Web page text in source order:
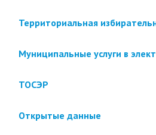
Территориальная
Муниципальные услуги в
ТОСЭР
Открытые данные